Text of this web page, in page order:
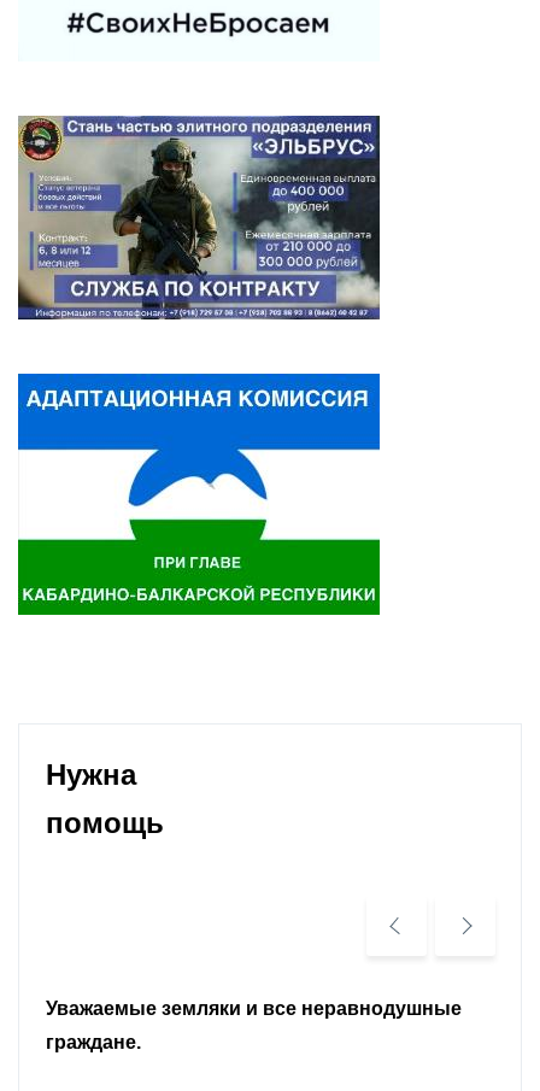
Нужна
помощь
Уважаемые земляки и все неравнодушные
граждане.